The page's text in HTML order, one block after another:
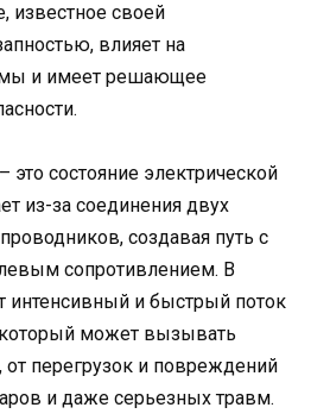
известное своей
влияет на
и имеет решающее
это состояние электрической
из-за соединения двух
создавая путь с
сопротивлением. В
интенсивный и быстрый поток
который может вызывать
перегрузок и повреждений
и даже серьезных травм.